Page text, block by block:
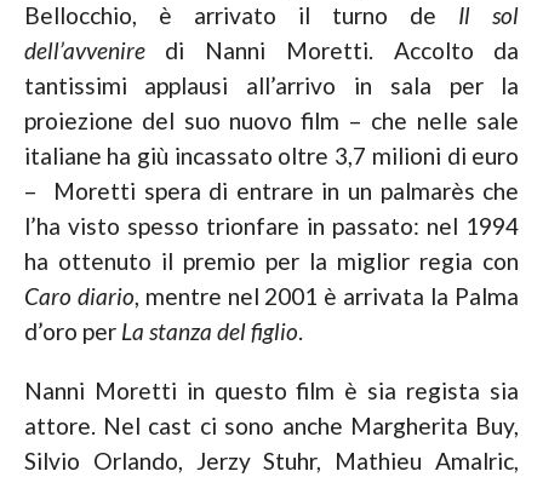
Bellocchio, è arrivato il turno de Il sol
dell’avveniredi Nanni Moretti. Accolto da
tantissimi applausi all’arrivo in sala per la
proiezione del suo nuovo film – che nelle sale
italiane ha giù incassato oltre 3,7 milioni di euro
– Moretti spera di entrare in un palmarès che
l’ha visto spesso trionfare in passato: nel 1994
ha ottenuto il premio per la miglior regia con
Caro diario, mentre nel 2001 è arrivata la Palma
d’oro per La stanza del figlio.
Nanni Moretti in questo film è sia regista sia
attore. Nel cast ci sono anche Margherita Buy,
Silvio Orlando, Jerzy Stuhr, Mathieu Amalric,